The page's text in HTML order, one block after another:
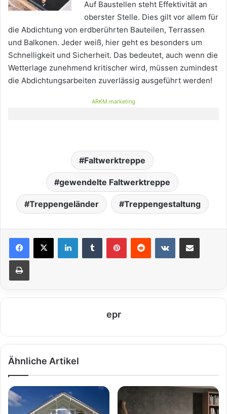
Auf Baustellen steht Effektivität an
oberster Stelle. Dies gilt vor allem für
die Abdichtung von erdberührten Bauteilen, Terrassen
und Balkonen. Jeder weiß, hier geht es besonders um
Schnelligkeit und Sicherheit. Das bedeutet, auch wenn die
Wetterlage zunehmend kritischer wird, müssen zumindest
die Abdichtungsarbeiten zuverlässig ausgeführt werden!
ARKM.marketing
Faltwerktreppe
gewendelte Faltwerktreppe
Treppengeländer Treppengestaltung
epr
Ähnliche Artikel